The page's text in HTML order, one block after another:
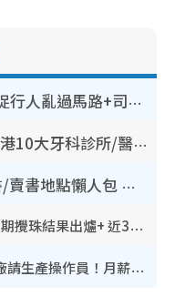
警方即日起全港大執法！捉行人亂過馬路+司機不專注駕駛！亂過馬路罰$2000
洗牙平靚正推介2026︱全港10大牙科診所/醫院懶人包 夜診至8點/鎮靜潔牙/醫療券適用
捐書2026︱全港13大捐書/賣書地點懶人包 二手課本最高$150＋舊書換免費咖啡/戲票
六合彩攪珠結果 | 六合彩近10期攪珠結果出爐+ 近30期最旺熱門中獎號碼
筍工招聘2026｜萊特維健藥廠請生產操作員！月薪高達$1.7萬 冷氣廠房/五天工作/保證雙糧